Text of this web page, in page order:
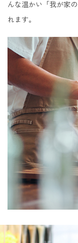
んな温かい「我が家
れます。